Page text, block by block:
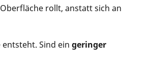
rollt, anstatt sich an
entsteht. Sind eingeringer